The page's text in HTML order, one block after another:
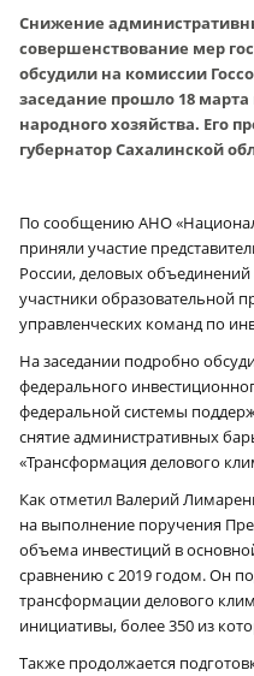
Снижение
совершенствование мер
обсудили на комиссии
заседание прошло 18
народного хозяйства. Его
губернатор Сахалинской
По сообщению АНО
приняли участие
России, деловых объединений
участники образовательной
управленческих команд по
На заседании подробно
федерального
федеральной системы
снятие административных
«Трансформация делового
Как отметил Валерий
на выполнение поручения
объема инвестиций в
сравнению с 2019 годом. Он
трансформации делового
инициативы, более 350 из
Также продолжается